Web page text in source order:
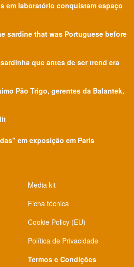
em laboratório conquistam espaço
sardine that was Portuguese before
que antes de ser trend era
Pão Trigo, gerentes da Balantek,
em exposição em Paris
Media kit
Ficha técnica
Cookie Policy (EU)
Política de Privacidade
Termos e Condições